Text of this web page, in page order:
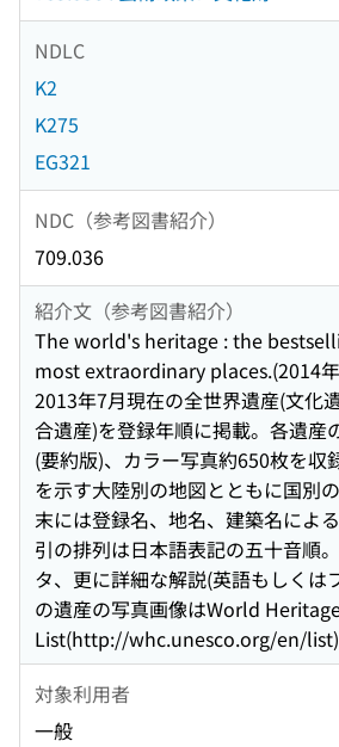
NDLC
K2
K275
EG321
NDC（参考図書紹介）
709.036
紹介文（参考図書紹介）
The world's heritage : the
most extraordinary places.(2014年
2013年7月現在の全世界遺産(文化
合遺産)を登録年順に掲載。各遺産
(要約版)、カラー写真約650枚を収
を示す大陸別の地図とともに国別
末には登録名、地名、建築名によ
引の排列は日本語表記の五十音順
タ、更に詳細な解説(英語もしくは
の遺産の写真画像はWorld
List(http://whc.unesco.org/en/list)
対象利用者
一般